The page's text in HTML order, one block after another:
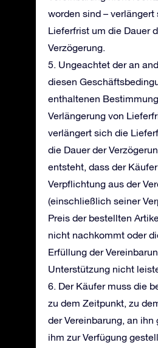
worden sind – verlängert
Lieferfrist um die Dauer
Verzögerung.
5. Ungeachtet der an
diesen
enthaltenen
Verlängerung von
verlängert sich die
die Dauer der
entsteht, dass der
Verpflichtung aus der
(einschließlich seiner
Preis der bestellten
nicht nachkommt oder
Erfüllung der
Unterstützung nicht
6. Der Käufer muss die
zu dem Zeitpunkt, zu
der Vereinbarung, an ihn
ihm zur Verfügung